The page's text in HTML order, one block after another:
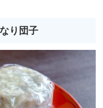
り団子